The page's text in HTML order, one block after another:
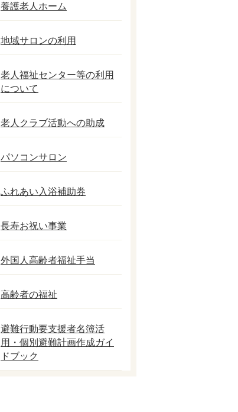
養護老人ホーム
地域サロンの利用
老人福祉センター等の利用
について
老人クラブ活動への助成
パソコンサロン
ふれあい入浴補助券
長寿お祝い事業
外国人高齢者福祉手当
高齢者の福祉
避難行動要支援者名簿活
用・個別避難計画作成ガイ
ドブック